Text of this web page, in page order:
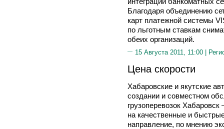
Благодаря объединению
карт платежной системы
по льготным ставкам
обеих организаций.
15 Августа 2011, 11:00 |
Цена скорости
Хабаровские и якутские
создании и совместном
грузоперевозок
на качественные и
направление, по мнению